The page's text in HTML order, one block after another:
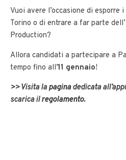
Vuoi avere l’occasione di
Torino o di entrare a far parte
Production?
Allora candidati a partecipare a
tempo fino all’11 gennaio!
>> Visita lapaginadedicata
scarica ilregolamento.